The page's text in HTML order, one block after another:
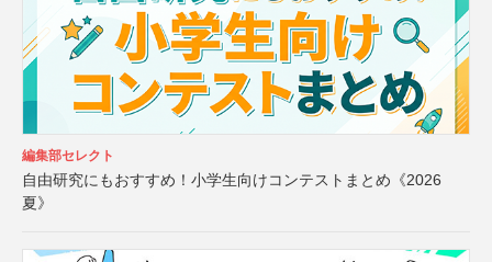
編集部セレクト
自由研究にもおすすめ！小学生向けコンテストまとめ《2026
夏》